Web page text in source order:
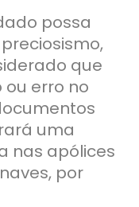
possa
que
erro no
uma
nas apólices
por